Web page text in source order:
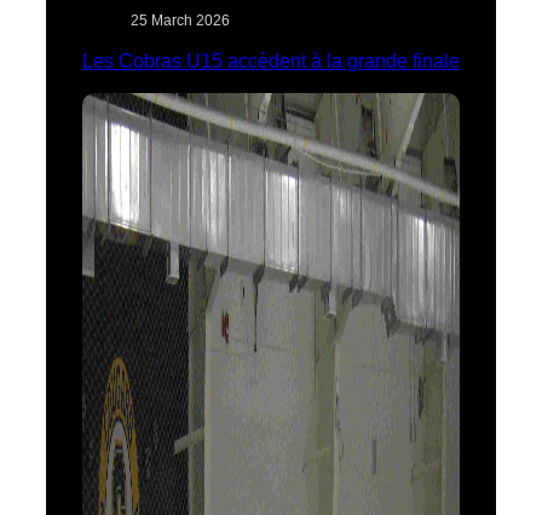
25 March 2026
Les Cobras U15 accèdent à la grande finale